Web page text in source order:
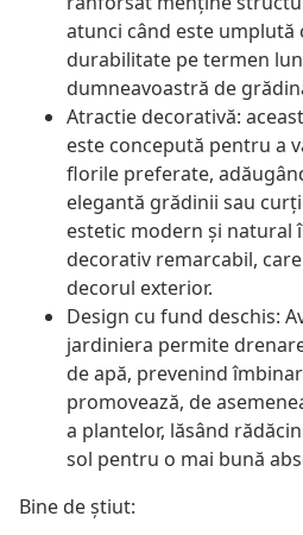
atunci când este
durabilitate pe termen
dumneavoastră de
Atractie decorativă:
este concepută pentru a
florile preferate,
elegantă grădinii sau
estetic modern și natural
decorativ remarcabil,
decorul exterior.
Design cu fund deschis:
jardiniera permite
de apă, prevenind
promovează, de
a plantelor, lăsând
sol pentru o mai bună
Bine de știut: